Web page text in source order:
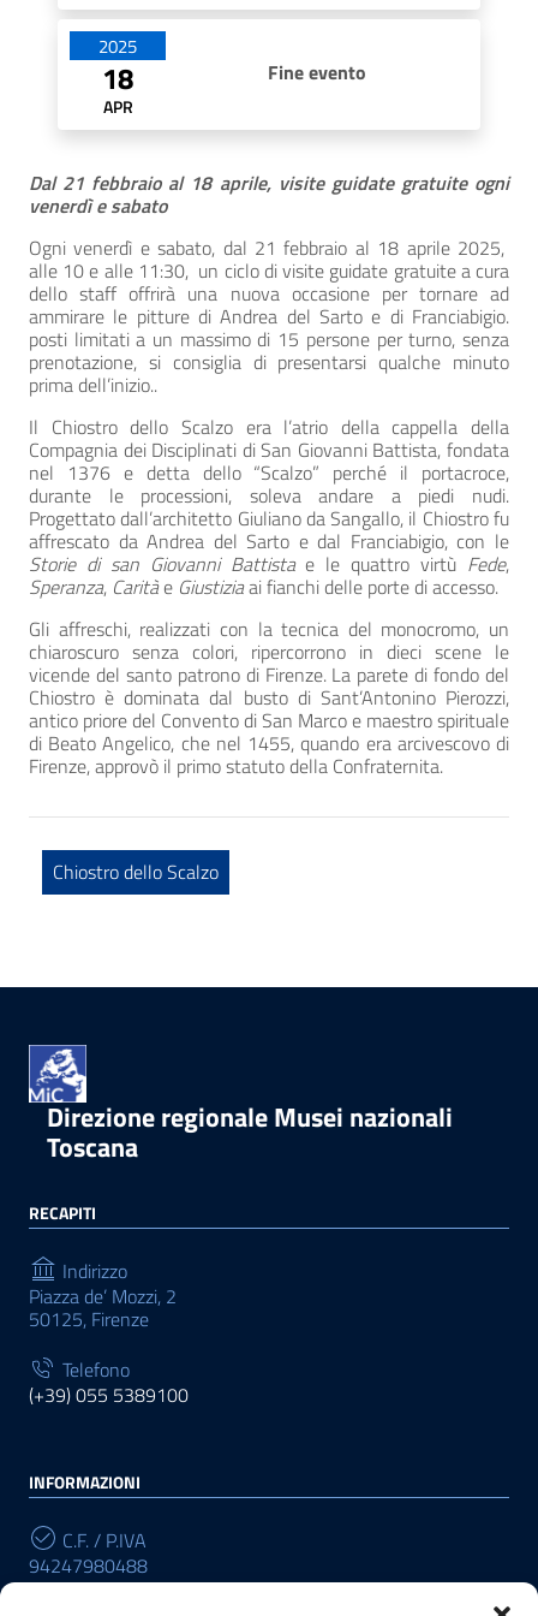
2025
18
APR
Fine evento
Dal 21 febbraio al 18 aprile, visite guidate gratuite ogni
venerdì e sabato
Ogni venerdì e sabato, dal 21 febbraio al 18 aprile 2025,
alle 10 e alle 11:30, un ciclo di visite guidate gratuite a cura
dello staff offrirà una nuova occasione per tornare ad
ammirare le pitture di Andrea del Sarto e di Franciabigio.
posti limitati a un massimo di 15 persone per turno, senza
prenotazione, si consiglia di presentarsi qualche minuto
prima dell’inizio..
Il Chiostro dello Scalzo era l’atrio della cappella della
Compagnia dei Disciplinati di San Giovanni Battista, fondata
nel 1376 e detta dello “Scalzo” perché il portacroce,
durante le processioni, soleva andare a piedi nudi.
Progettato dall’architetto Giuliano da Sangallo, il Chiostro fu
affrescato da Andrea del Sarto e dal Franciabigio, con le
Storie di san Giovanni Battistae le quattro virtù Fede,
Speranza, Caritàe Giustiziaai fianchi delle porte di accesso.
Gli affreschi, realizzati con la tecnica del monocromo, un
chiaroscuro senza colori, ripercorrono in dieci scene le
vicende del santo patrono di Firenze. La parete di fondo del
Chiostro è dominata dal busto di Sant’Antonino Pierozzi,
antico priore del Convento di San Marco e maestro spirituale
di Beato Angelico, che nel 1455, quando era arcivescovo di
Firenze, approvò il primo statuto della Confraternita.
Chiostro dello Scalzo
Direzione regionale Musei nazionali
Toscana
RECAPITI
Indirizzo
Piazza de’ Mozzi, 2
50125, Firenze
Telefono
(+39) 055 5389100
INFORMAZIONI
C.F. / P.IVA
94247980488